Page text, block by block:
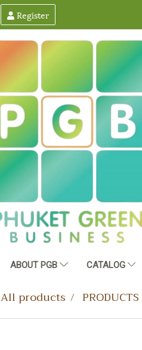
Register
ABOUT PGB CATALOG
All products PRODUCTS